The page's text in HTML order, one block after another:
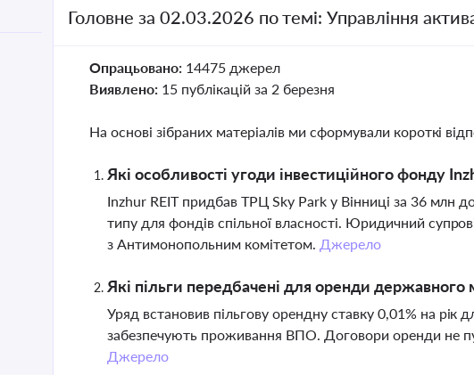
Головне за 02.03.2026 по темі: Управління
Опрацьовано: 14475 джерел
Виявлено: 15 публікацій за 2 березня
На основі зібраних матеріалів ми сформували короткі
Які особливості угоди інвестиційного фонду
Inzhur REIT придбав ТРЦ Sky Park у Вінниці за 36 млн
типу для фондів спільної власності. Юридичний
з Антимонопольним комітетом. Джерело
Які пільги передбачені для оренди
Уряд встановив пільгову орендну ставку 0,01% на рік
забезпечують проживання ВПО. Договори оренди не
Джерело